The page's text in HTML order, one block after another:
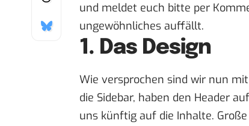
und meldet euch bitte per
ungewöhnliches auffällt.
1. Das Design
Wie versprochen sind wir nun
die Sidebar, haben den Header
uns künftig auf die Inhalte.